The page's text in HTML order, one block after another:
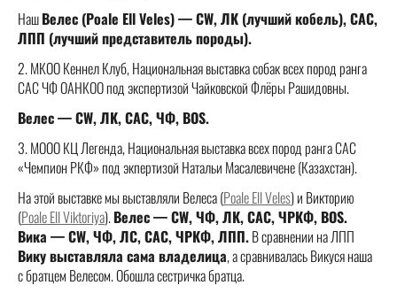
НашВелес (Poale Ell Veles) — CW, ЛК (лучший кобель), САС,
ЛПП (лучший представитель породы).
2. МКОО Кеннел Клуб, Национальная выставка собак всех пород ранга
САС ЧФ ОАНКОО под экспертизой Чайковской Флёры Рашидовны.
Велес — CW, ЛК, САС, ЧФ, BOS.
3. МООО КЦ Легенда, Национальная выставка всех пород ранга САС
«Чемпион РКФ» под экпертизой Натальи Масалевичене (Казахстан).
На этой выставке мы выставляли Велеса (Poale Ell Veles) и Викторию
(Poale Ell Viktoriya).Велес — CW, ЧФ, ЛК, САС, ЧРКФ, BOS.
Вика — CW, ЧФ, ЛС, САС, ЧРКФ, ЛПП.В сравнении на ЛПП
Вику выставляла сама владелица, а сравнивалась Викуся наша
с братцем Велесом. Обошла сестричка братца.